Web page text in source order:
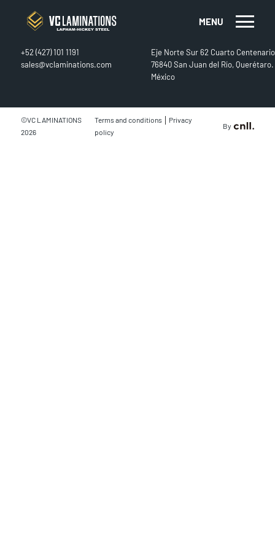
MENU
CONTACT
+52 (427) 101 1191
sales@vclaminations.com
Eje Norte Sur 62 Cuarto Centenario
76840 San Juan del Río, Querétaro.
México
©VC LAMINATIONS
2026
Terms and conditions | Privacy
policy
By